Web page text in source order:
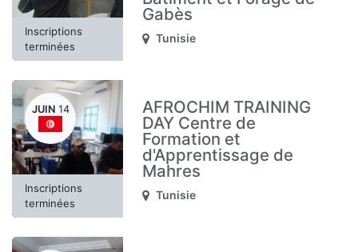
Inscriptions
terminées
Gabès
Tunisie
JUIN 14
Inscriptions
terminées
AFROCHIM TRAINING
DAY Centre de
Formation et
d'Apprentissage de
Mahres
Tunisie